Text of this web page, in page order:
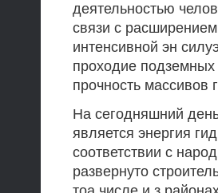
деятельностью
связи с расширением
интенсивной эн
проходие
прочность массивов
На сегодняшний
является энергия
соответствии с
развернуто